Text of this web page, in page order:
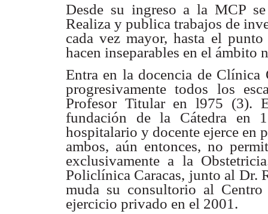
Desde su ingreso a la MCP
Realiza y publica trabajos de
cada vez mayor, hasta el
hacen inseparables en el ámbito
Entra en la docencia de Clínica
progresivamente todos los
Profesor Titular en l975 (3).
fundación de la Cátedra en
hospitalario y docente ejerce en
ambos, aún entonces, no
exclusivamente a la
Policlínica Caracas, junto al Dr.
muda su consultorio al
ejercicio privado en el 2001.